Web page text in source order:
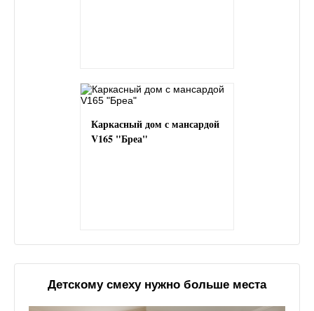
Каркасный дом с мансардой
V165 "Бреа"
Детскому смеху нужно больше места